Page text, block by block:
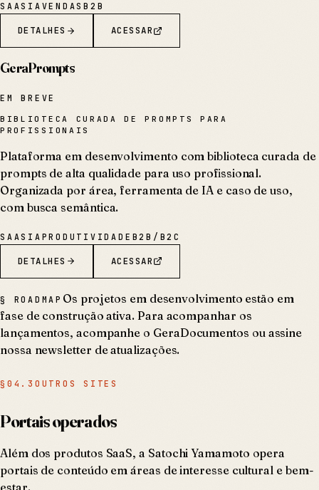
SAAS IA VENDASB2B
DETALHES ACESSAR
GeraPrompts
EM BREVE
BIBLIOTECA CURADA DE PROMPTS PARA
PROFISSIONAIS
Plataforma em desenvolvimento com biblioteca curada de
prompts de alta qualidade para uso profissional.
Organizada por área, ferramenta de IA e caso de uso,
com busca semântica.
SAAS IA PRODUTIVIDADE B2B/B2C
DETALHES ACESSAR
§ ROADMAP Os projetos em desenvolvimento estão em
fase de construção ativa. Para acompanhar os
lançamentos, acompanhe o GeraDocumentos ou assine
nossa newsletter de atualizações.
§ 04.3 OUTROS SITES
Portais operados
Além dos produtos SaaS, a Satochi Yamamoto opera
portais de conteúdo em áreas de interesse cultural e bem-
estar.